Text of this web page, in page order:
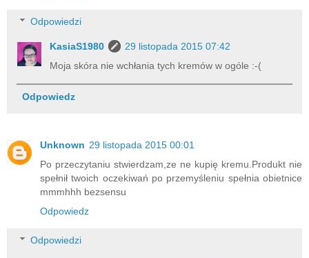
Odpowiedzi
KasiaS1980
29 listopada 2015 07:42
Moja skóra nie wchłania tych kremów w ogóle :-(
Odpowiedz
Unknown 29 listopada 2015 00:01
Po przeczytaniu stwierdzam,ze ne kupię kremu.Produkt nie
spełnił twoich oczekiwań po przemyśleniu spełnia obietnice
mmmhhh bezsensu
Odpowiedz
Odpowiedzi